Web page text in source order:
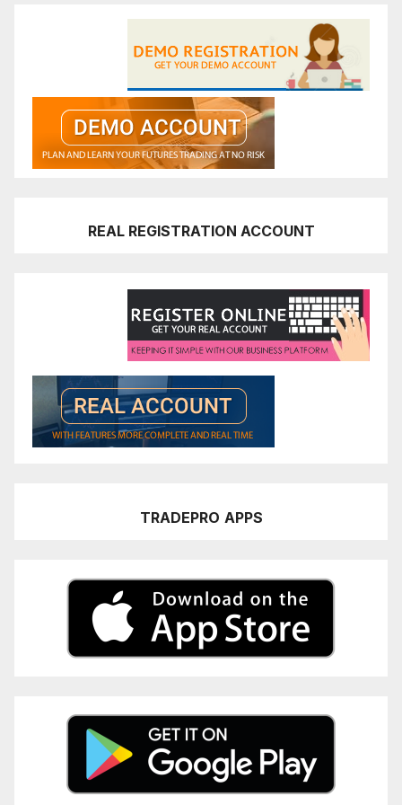
REAL REGISTRATION ACCOUNT
TRADEPRO APPS